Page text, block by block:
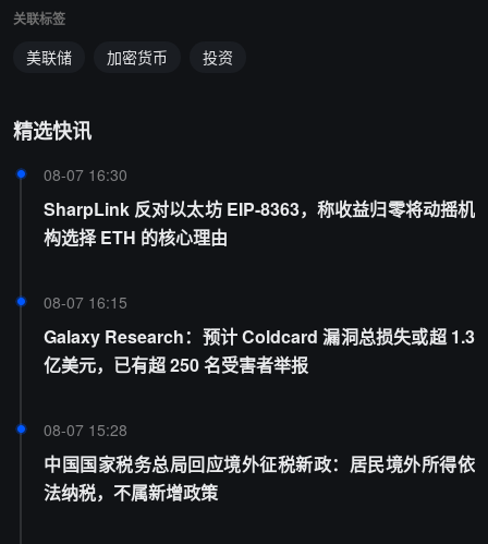
关联标签
美联储 加密货币 投资
精选快讯
08-07 16:30
SharpLink 反对以太坊 EIP-8363，称收益归零将动摇机
构选择 ETH 的核心理由
08-07 16:15
Galaxy Research：预计 Coldcard 漏洞总损失或超 1.3
亿美元，已有超 250 名受害者举报
08-07 15:28
中国国家税务总局回应境外征税新政：居民境外所得依
法纳税，不属新增政策